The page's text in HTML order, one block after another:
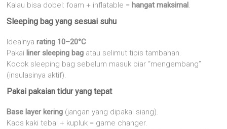
Kalau bisa dobel: foam + inflatable = hangat maksimal.
Sleeping bag yang sesuai suhu
Idealnyarating 10–20°C
Pakai liner sleeping bag atau selimut tipis tambahan.
Kocok sleeping bag sebelum masuk biar “mengembang”
(insulasinya aktif).
Pakai pakaian tidur yang tepat
Base layer kering (jangan yang dipakai siang).
Kaos kaki tebal + kupluk = game changer.